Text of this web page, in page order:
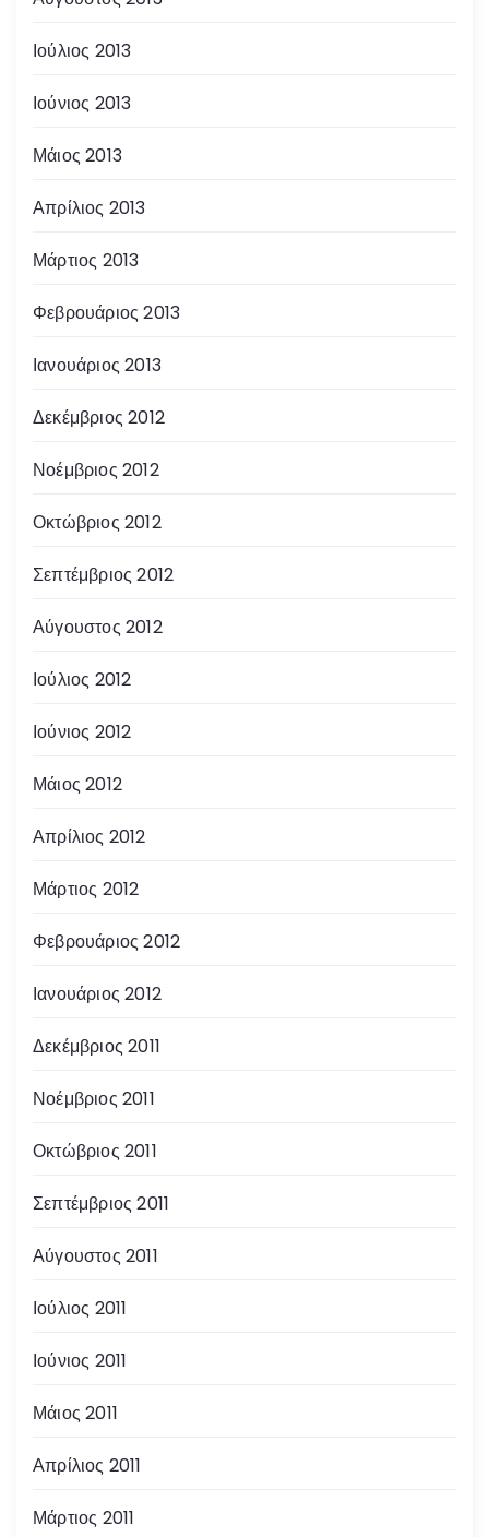
Ιούλιος 2013
Ιούνιος 2013
Μάιος 2013
Απρίλιος 2013
Μάρτιος 2013
Φεβρουάριος 2013
Ιανουάριος 2013
Δεκέμβριος 2012
Νοέμβριος 2012
Οκτώβριος 2012
Σεπτέμβριος 2012
Αύγουστος 2012
Ιούλιος 2012
Ιούνιος 2012
Μάιος 2012
Απρίλιος 2012
Μάρτιος 2012
Φεβρουάριος 2012
Ιανουάριος 2012
Δεκέμβριος 2011
Νοέμβριος 2011
Οκτώβριος 2011
Σεπτέμβριος 2011
Αύγουστος 2011
Ιούλιος 2011
Ιούνιος 2011
Μάιος 2011
Απρίλιος 2011
Μάρτιος 2011